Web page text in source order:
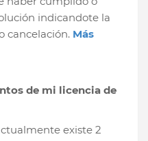
indicandote la
cancelación. Más
de mi licencia de
existe 2